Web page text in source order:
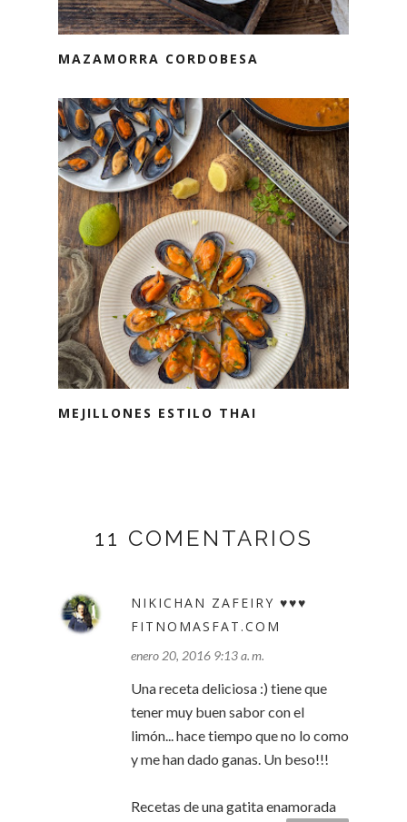
MAZAMORRA CORDOBESA
MEJILLONES ESTILO THAI
11 COMENTARIOS
NIKICHAN ZAFEIRY ♥♥♥
FITNOMASFAT.COM
enero 20, 2016 9:13 a. m.
Una receta deliciosa :) tiene que
tener muy buen sabor con el
limón... hace tiempo que no lo como
y me han dado ganas. Un beso!!!
Recetas de una gatita enamorada